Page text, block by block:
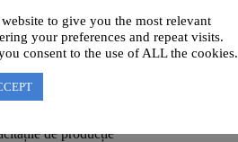
de producție
to give you the most relevant
your preferences and repeat visits.
consent to the use of ALL the cookies.